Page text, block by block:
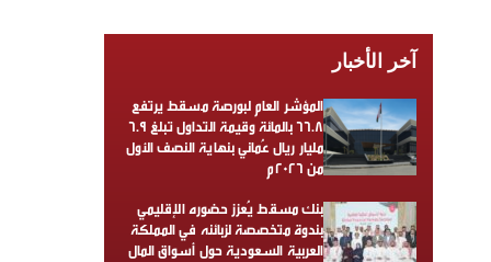
آخر الأخبار
المؤشر العام لبورصة مسقط يرتفع
66.8 بالمائة وقيمة التداول تبلغ 6.9
مليار ريال عُماني بنهاية النصف الأول
من 2026م
بنك مسقط يُعزز حضوره الإقليمي
بندوة متخصصة لزبائنه في المملكة
العربية السعودية حول أسواق المال